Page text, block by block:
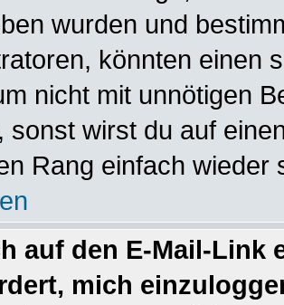
wurden und
könnten einen
nicht mit unnötigen
sonst wirst du auf
Rang einfach wieder
auf den E-Mail-Link
mich